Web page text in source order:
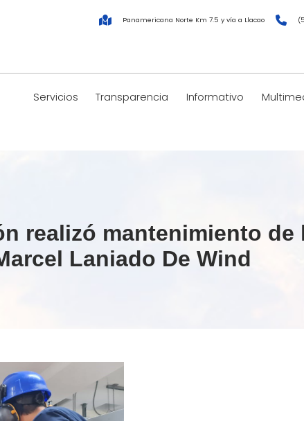
Panamericana Norte Km 7.5 y vía a Llacao
Servicios Transparencia Informativo
realizó mantenimiento de
Laniado De Wind